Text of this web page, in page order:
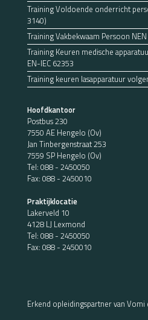
Training Voldoende onderricht
3140)
Training Vakbekwaam Persoon
Training Keuren medische
EN-IEC 62353
Training keuren lasapparatuur
Hoofdkantoor
Postbus 230
7550 AE Hengelo (Ov)
Jan Tinbergenstraat 253
7559 SP Hengelo (Ov)
Tel: 088 - 2450050
Fax: 088 - 2450010
Praktijklocatie
Lakerveld 10
4128 LJ Lexmond
Tel: 088 - 2450050
Fax: 088 - 2450010
Erkend opleidingspartner van Vomi